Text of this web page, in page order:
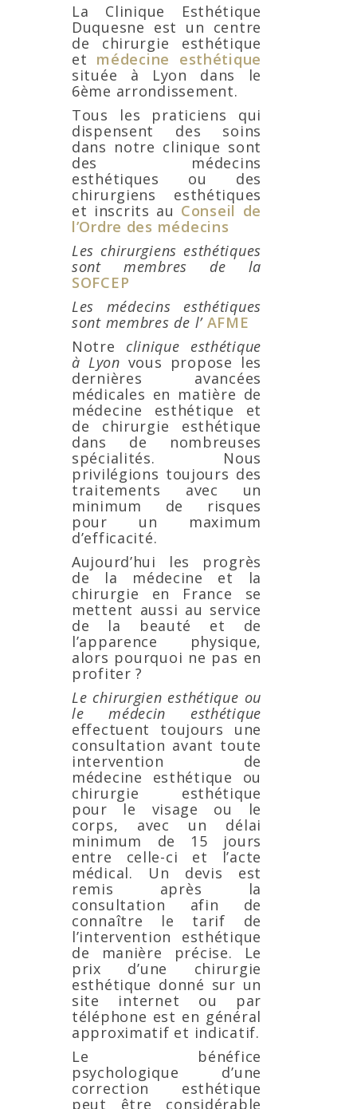
La Clinique Esthétique
Duquesne est un centre
de chirurgie esthétique
et médecine esthétique
située à Lyon dans le
6ème arrondissement.
Tous les praticiens qui
dispensent des soins
dans notre clinique sont
des médecins
esthétiques ou des
chirurgiens esthétiques
et inscrits au Conseil de
l’Ordre des médecins
Les chirurgiens esthétiques
sont membres de la
SOFCEP
Les médecins esthétiques
sont membres de l’ AFME
Notre clinique esthétique
à Lyon vous propose les
dernières avancées
médicales en matière de
médecine esthétique et
de chirurgie esthétique
dans de nombreuses
spécialités. Nous
privilégions toujours des
traitements avec un
minimum de risques
pour un maximum
d’efficacité.
Aujourd’hui les progrès
de la médecine et la
chirurgie en France se
mettent aussi au service
de la beauté et de
l’apparence physique,
alors pourquoi ne pas en
profiter ?
Le chirurgien esthétique ou
le médecin esthétique
effectuent toujours une
consultation avant toute
intervention de
médecine esthétique ou
chirurgie esthétique
pour le visage ou le
corps, avec un délai
minimum de 15 jours
entre celle-ci et l’acte
médical. Un devis est
remis après la
consultation afin de
connaître le tarif de
l’intervention esthétique
de manière précise. Le
prix d’une chirurgie
esthétique donné sur un
site internet ou par
téléphone est en général
approximatif et indicatif.
Le bénéfice
psychologique d’une
correction esthétique
peut être considérable